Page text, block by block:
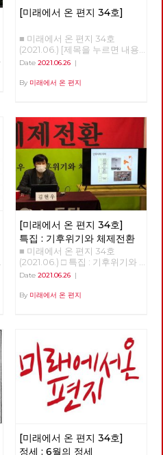
[미래에서 온 편지 34호]
■ 미래에서 온 편지 34호
(2021.06.) [제목을 누르면 내용
을 볼 수 있습니다.] □ 편지를 띄
전환 □ 역사 : 경성의 재발견 □
차별에 찬성합니다 □ 포토에세
이 : 올려다보며 □ 편집후기 : 사
람을 만나다 ■ 편집위원 : 김석
정, 나도원, 안보영, 이용규, 적
야, 현린
Date 2021.06.26|
By 미래에서 온 편지
[미래에서 온 편지 34호]
특집 : 기후위기와 체제전환
■ 미래에서 온 편지 34호
(2021.06.) □ 특집 : 기후위기와
체제전환 기후위기와 체제전환
핑포인트 '1.5도 티핑포인트'라
면 임계점이 넘어가서 온난화와
기후 변화가 더욱 크게 일어날
수 있다는 것이다. 10만 년 전부
터 기후 변화의 폭을 보면 섭씨
평균 8~10도 정도다. 기온이 낮
을 때는 빙하기, 높을 때는 간빙
기라 하는데 지금은 간빙기보다
도 온도가 높다. 온도 변화에서
년 동안 변하는 것은 문제가 없
다. 그러나 산업혁명 이후 200
Date 2021.06.26|
By 미래에서 온 편지
[미래에서 온 편지 34호]
정세 : 6월의 정세